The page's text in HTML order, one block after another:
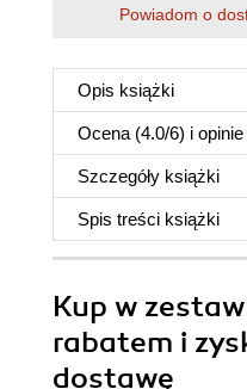
Powiadom o
Opis książki
Ocena (4.0/6) i opinie
Szczegóły książki
Spis treści książki
Kup w
rabatem i
dostawę